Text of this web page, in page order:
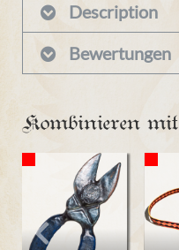
Description
Bewertungen
Kombinieren mit